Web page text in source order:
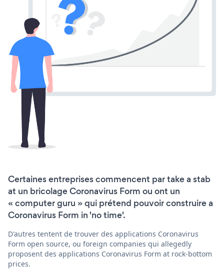
Certaines entreprises commencent par take a stab
at un bricolage Coronavirus Form ou ont un
« computer guru » qui prétend pouvoir construire a
Coronavirus Form in 'no time'.
D'autres tentent de trouver des applications Coronavirus
Form open source, ou foreign companies qui allegedly
proposent des applications Coronavirus Form at rock-bottom
prices.